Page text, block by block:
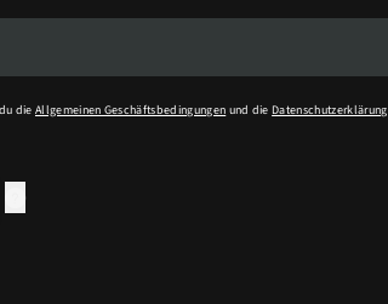
die Allgemeinen Geschäftsbedingungen und die Datenschutzerklärung